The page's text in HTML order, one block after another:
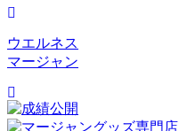
ウエルネス
マージャン